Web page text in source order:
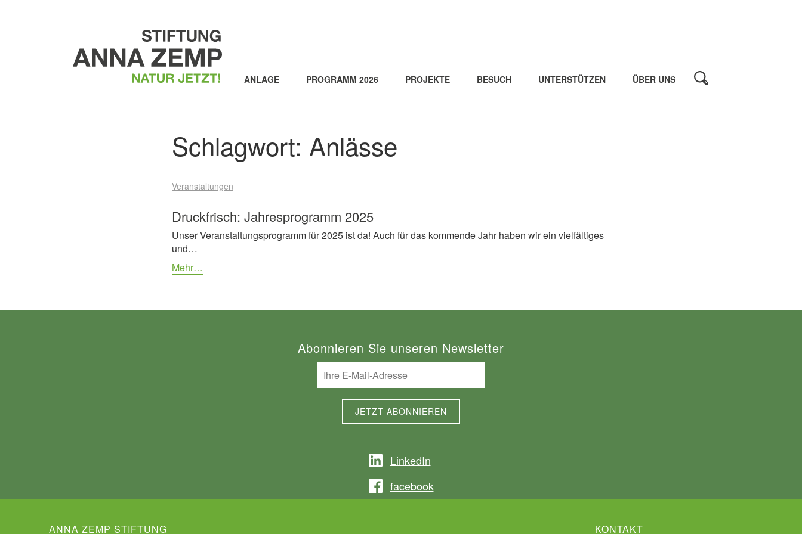
ANLAGE PROGRAMM 2026 PROJEKTE BESUCH UNTERSTÜTZEN ÜBER UNS
Schlagwort: Anlässe
Veranstaltungen
Druckfrisch: Jahresprogramm 2025
Unser Veranstaltungsprogramm für 2025 ist da! Auch für das kommende Jahr haben wir ein vielfältiges
und…
Mehr…
Abonnieren Sie unseren Newsletter
LinkedIn
facebook
ANNA ZEMP STIFTUNG KONTAKT